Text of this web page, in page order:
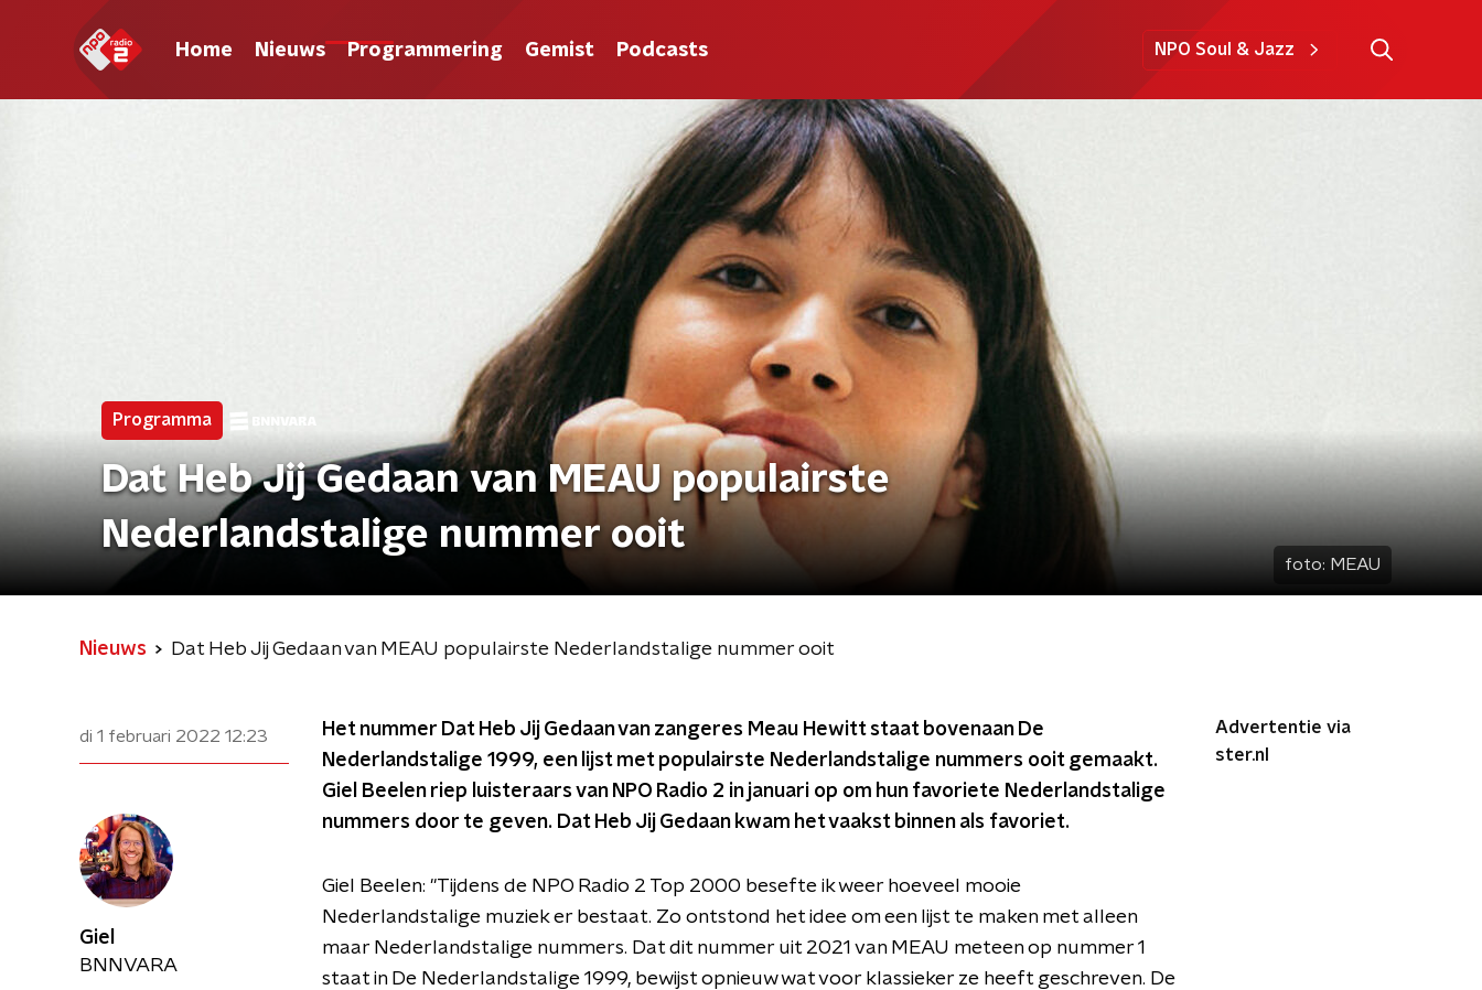
Home Nieuws Programmering Gemist Podcasts NPO Soul & Jazz
Programma
Dat Heb Jij Gedaan van MEAU populairste
Nederlandstalige nummer ooit
foto: MEAU
Nieuws Dat Heb Jij Gedaan van MEAU populairste Nederlandstalige nummer ooit
di 1 februari 2022 12:23
Het nummer Dat Heb Jij Gedaan van zangeres Meau Hewitt staat bovenaan De
Nederlandstalige 1999, een lijst met populairste Nederlandstalige nummers ooit gemaakt.
Giel Beelen riep luisteraars van NPO Radio 2 in januari op om hun favoriete Nederlandstalige
nummers door te geven. Dat Heb Jij Gedaan kwam het vaakst binnen als favoriet.
Giel Beelen: "Tijdens de NPO Radio 2 Top 2000 besefte ik weer hoeveel mooie
Nederlandstalige muziek er bestaat. Zo ontstond het idee om een lijst te maken met alleen
maar Nederlandstalige nummers. Dat dit nummer uit 2021 van MEAU meteen op nummer 1
staat in De Nederlandstalige 1999, bewijst opnieuw wat voor klassieker ze heeft geschreven. De
Advertentie via
ster.nl
Giel
BNNVARA